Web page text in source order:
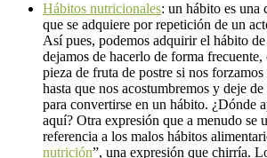
Hábitos nutricionales: un hábito es una
que se adquiere por repetición de un
Así pues, podemos adquirir el hábito
dejamos de hacerlo de forma
pieza de fruta de postre si nos
hasta que nos acostumbremos y deje
para convertirse en un hábito. ¿Dónde
aquí? Otra expresión que a menudo se
referencia a los malos hábitos
nutrición”, una expresión que chirría.